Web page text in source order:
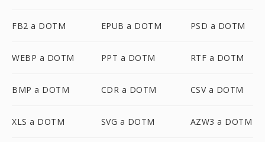
FB2 a DOTM EPUB a DOTM PSD a DOTM
WEBP a DOTM PPT a DOTM RTF a DOTM
BMP a DOTM CDR a DOTM CSV a DOTM
XLS a DOTM SVG a DOTM AZW3 a DOTM